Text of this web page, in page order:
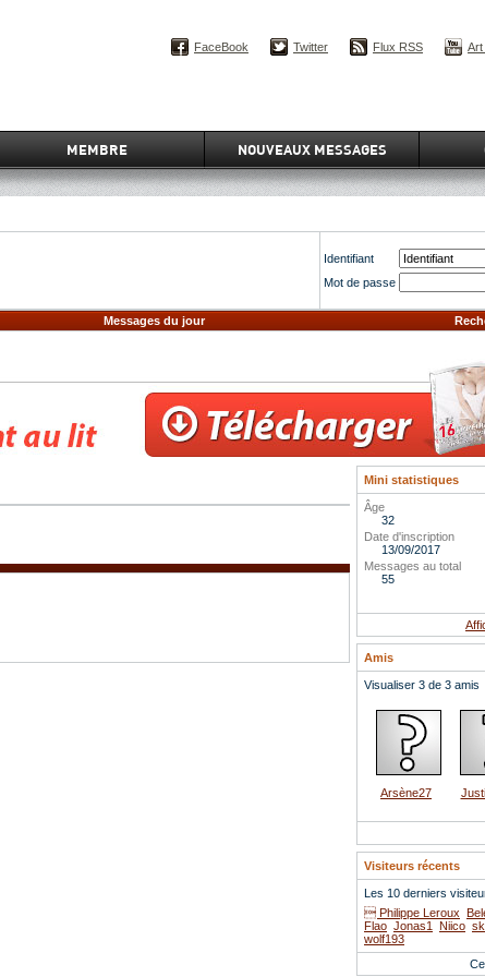
MEMBRE NOUVEAUX MESSAGES
FaceBook Twitter Flux RSS Art
Identifiant
Mot de passe
Messages du jour
Mini statistiques
Âge
32
Date d'inscription
13/09/2017
Messages au total
55
Amis
Visualiser 3 de 3 amis
Arsène27
Visiteurs récents
Les 10 derniers
 Philippe Leroux
Flao Jonas1 Niico
wolf193